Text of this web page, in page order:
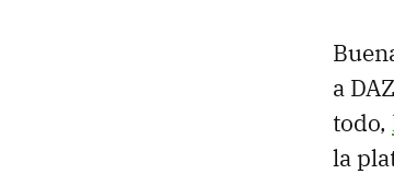
a
todo,
la